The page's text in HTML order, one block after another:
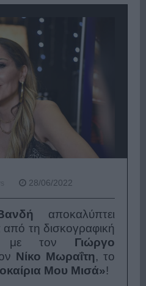
28/06/2022
αποκαλύπτει
από τη δισκογραφική
με τον Γιώργο
Νίκο Μωραΐτη, το
Μου Μισά»!